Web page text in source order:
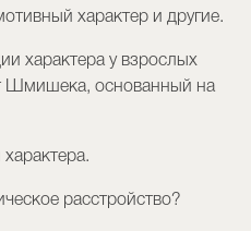
характер и другие.
характера у взрослых
Шмишека, основанный на
характера.
расстройство?